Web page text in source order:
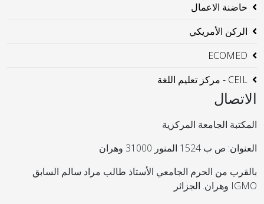
حاضنة الاعمال
الركن الأمريكي
ECOMED
CEIL - مركز تعليم اللغة
الاتصال
المكتبة الجامعة المركزية
العنوان: ص ب 1524 المنور 31000 وهران
بالقرب من الحرم الجامعي الأستاذ طالب مراد سالم السابق
IGMO وهران. الجزائر